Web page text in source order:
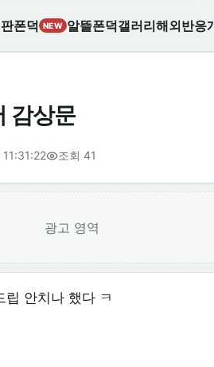
폰덕 NEW 알뜰폰덕갤러리해외반응
감상문
조회 41
광고 영역
립 안치나 했다 ㅋ